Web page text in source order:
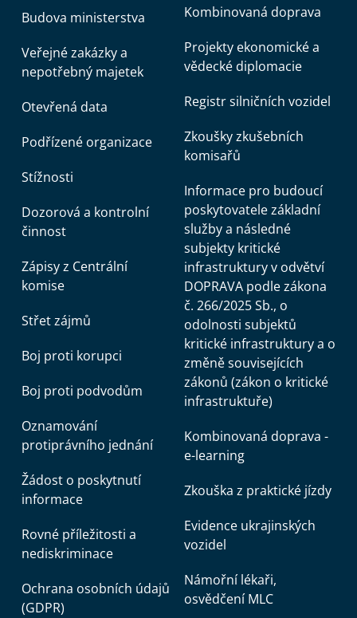
Budova ministerstva
Veřejné zakázky a
nepotřebný majetek
Otevřená data
Podřízené organizace
Stížnosti
Dozorová a kontrolní
činnost
Zápisy z Centrální
komise
Střet zájmů
Boj proti korupci
Boj proti podvodům
Oznamování
protiprávního jednání
Žádost o poskytnutí
informace
Rovné příležitosti a
nediskriminace
Ochrana osobních údajů
(GDPR)
Kombinovaná doprava
Projekty ekonomické a
vědecké diplomacie
Registr silničních vozidel
Zkoušky zkušebních
komisařů
Informace pro budoucí
poskytovatele základní
služby a následné
subjekty kritické
infrastruktury v odvětví
DOPRAVA podle zákona
č. 266/2025 Sb., o
odolnosti subjektů
kritické infrastruktury a o
změně souvisejících
zákonů (zákon o kritické
infrastruktuře)
Kombinovaná doprava -
e-learning
Zkouška z praktické jízdy
Evidence ukrajinských
vozidel
Námořní lékaři,
osvědčení MLC